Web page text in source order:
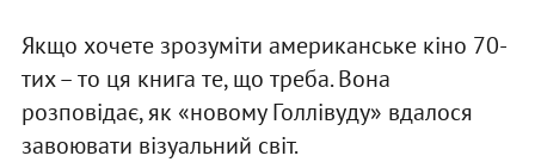
Якщо хочете зрозуміти американське кіно 70-
тих – то ця книга те, що треба. Вона
розповідає, як «новому Голлівуду» вдалося
завоювати візуальний світ.